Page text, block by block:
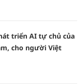
triển AI tự chủ của
cho người Việt